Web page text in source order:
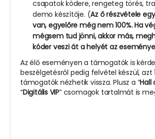
csapatok kódere, rengeteg törés,
demo készítője. (Az ő részvétele
van, egyelőre még nem 100%. Ha
mégsem tud jönni, akkor más,
kóder veszi át a helyét az
Az élő eseményen a támogatók is
beszélgetésről pedig felvétel készül, azt
támogatók nézhetik vissza. Plusz a “Hall
“Digitális VIP” csomagok tartalmát is